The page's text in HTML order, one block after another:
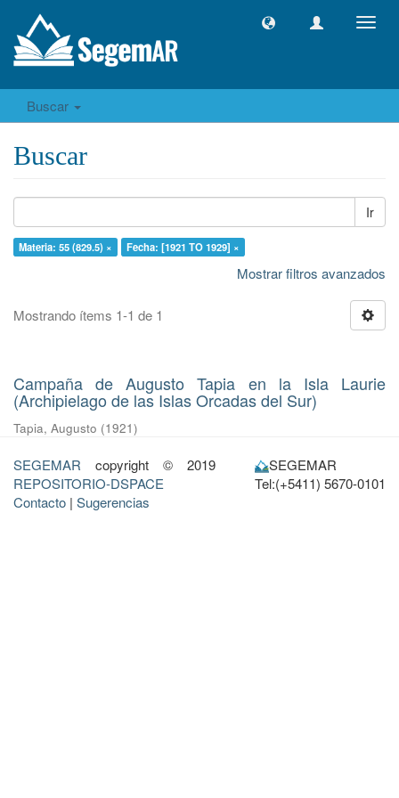
Buscar
Buscar
Ir
Materia: 55 (829.5) × Fecha: [1921 TO 1929] ×
Mostrar filtros avanzados
Mostrando ítems 1-1 de 1
Campaña de Augusto Tapia en la Isla Laurie
(Archipielago de las Islas Orcadas del Sur)
Tapia, Augusto (1921)
SEGEMAR copyright © 2019
REPOSITORIO-DSPACE
Contacto | Sugerencias
SEGEMAR
Tel:(+5411) 5670-0101